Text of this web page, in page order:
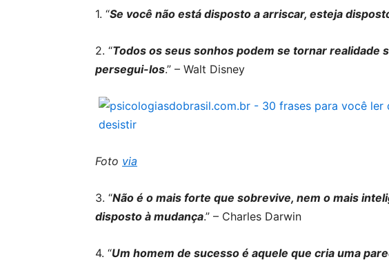
1. “Se você não está disposto a arriscar, esteja
2. “Todos os seus sonhos podem se tornar realidade
persegui-los.” – Walt Disney
Foto via
3. “Não é o mais forte que sobrevive, nem o mais
disposto à mudança.” – Charles Darwin
4. “Um homem de sucesso é aquele que cria uma